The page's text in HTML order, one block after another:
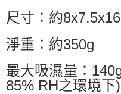
尺寸：約
淨重：約350g
最大吸濕量：
85% RH之環境下)